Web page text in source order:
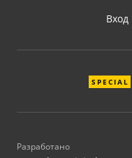
Вход
SPECIAL
Разработано